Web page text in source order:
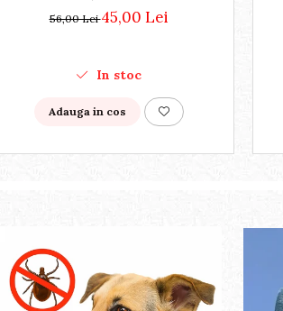
56,00 Lei45,00 Lei
In stoc
Adauga in cos